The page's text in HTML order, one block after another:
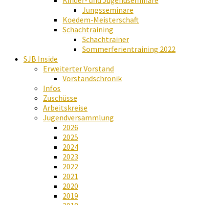
Jungsseminare
Koedem-Meisterschaft
Schachtraining
Schachtrainer
Sommerferientraining 2022
SJB Inside
Erweiterter Vorstand
Vorstandschronik
Infos
Zuschüsse
Arbeitskreise
Jugendversammlung
2026
2025
2024
2023
2022
2021
2020
2019